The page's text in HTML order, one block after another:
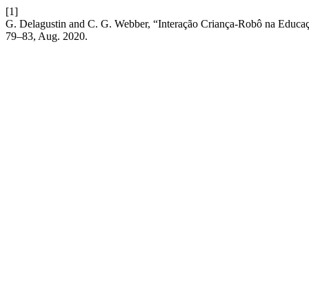
[1]
G. Delagustin and C. G. Webber, “Interação Criança-Robô na
79–83, Aug. 2020.